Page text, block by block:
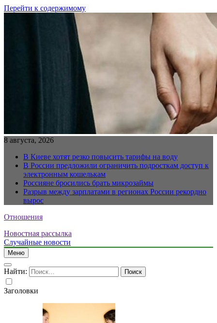
Перейти к содержимому
8 августа, 2026
В Киеве хотят резко повысить тарифы на воду
В России предложили ограничить подросткам доступ к
электронным кошелькам
Россияне бросились брать микрозаймы
Разрыв между зарплатами в регионах России рекордно
вырос
Отношения
Новостная рассылка
Случайные новости
Меню
Найти:
Заголовки